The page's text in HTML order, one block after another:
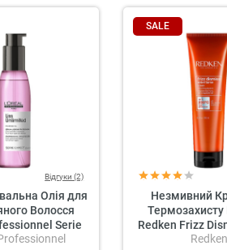
Відгуки (2)
Олія для
Волосся
Serie
Unlimited Blow-
SALE
Незмивний
Термозахисту
Redken Frizz
Tame
Redken